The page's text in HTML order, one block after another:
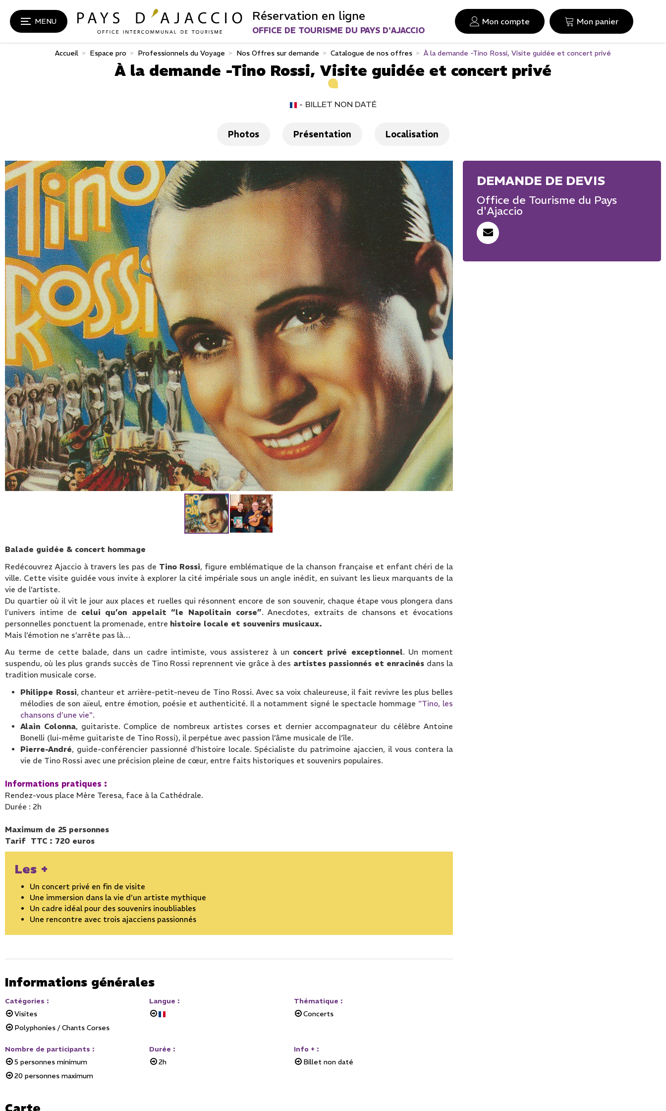
MENU Réservation en ligne
OFFICE DE TOURISME DU PAYS D'AJACCIO
Mon compte Mon panier
Accueil > Espace pro > Professionnels du Voyage > Nos Offres sur demande > Catalogue de nos offres > À la demande -Tino Rossi, Visite guidée et concert privé
À la demande -Tino Rossi, Visite guidée et concert privé
BILLET NON DATÉ
Photos Présentation Localisation
Office de Tourisme du Pays
d'Ajaccio
Balade guidée & concert hommage
Redécouvrez Ajaccio à travers les pas de Tino Rossi, figure emblématique de la chanson française et enfant chéri de la
ville. Cette visite guidée vous invite à explorer la cité impériale sous un angle inédit, en suivant les lieux marquants de la
vie de l’artiste.
Du quartier où il vit le jour aux places et ruelles qui résonnent encore de son souvenir, chaque étape vous plongera dans
l’univers intime de celui qu’on appelait “le Napolitain corse”. Anecdotes, extraits de chansons et évocations
personnelles ponctuent la promenade, entre histoire locale et souvenirs musicaux.
Mais l’émotion ne s’arrête pas là…
Au terme de cette balade, dans un cadre intimiste, vous assisterez à un concert privé exceptionnel. Un moment
suspendu, où les plus grands succès de Tino Rossi reprennent vie grâce à des artistes passionnés et enracinés dans la
tradition musicale corse.
Philippe Rossi, chanteur et arrière-petit-neveu de Tino Rossi. Avec sa voix chaleureuse, il fait revivre les plus belles
mélodies de son aïeul, entre émotion, poésie et authenticité. Il a notamment signé le spectacle hommage "Tino, les
chansons d’une vie".
Alain Colonna, guitariste. Complice de nombreux artistes corses et dernier accompagnateur du célèbre Antoine
Bonelli (lui-même guitariste de Tino Rossi), il perpétue avec passion l’âme musicale de l’île.
Pierre-André, guide-conférencier passionné d’histoire locale. Spécialiste du patrimoine ajaccien, il vous contera la
vie de Tino Rossi avec une précision pleine de cœur, entre faits historiques et souvenirs populaires.
Informations pratiques :
Rendez-vous place Mère Teresa, face à la Cathédrale.
Durée : 2h
Maximum de 25 personnes
Tarif TTC : 720 euros
Les +
Un concert privé en fin de visite
Une immersion dans la vie d’un artiste mythique
Un cadre idéal pour des souvenirs inoubliables
Une rencontre avec trois ajacciens passionnés
Informations générales
Catégories :
Visites
Polyphonies / Chants Corses
Langue : Thématique :
Concerts
Nombre de participants :
5 personnes minimum
20 personnes maximum
Durée :
2h
Info + :
Billet non daté
Carte